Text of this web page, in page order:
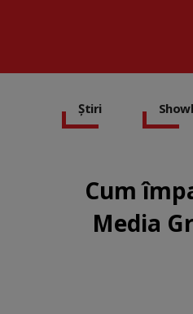
Știri
Cum
Media